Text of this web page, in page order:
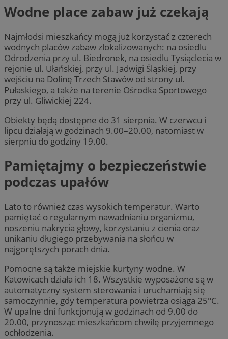
Wodne place zabaw już czekają
Najmłodsi mieszkańcy mogą już korzystać z czterech
wodnych placów zabaw zlokalizowanych: na osiedlu
Odrodzenia przy ul. Biedronek, na osiedlu Tysiąclecia w
rejonie ul. Ułańskiej, przy ul. Jadwigi Śląskiej, przy
wejściu na Dolinę Trzech Stawów od strony ul.
Pułaskiego, a także na terenie Ośrodka Sportowego
przy ul. Gliwickiej 224.
Obiekty będą dostępne do 31 sierpnia. W czerwcu i
lipcu działają w godzinach 9.00–20.00, natomiast w
sierpniu do godziny 19.00.
Pamiętajmy o bezpieczeństwie
podczas upałów
Lato to również czas wysokich temperatur. Warto
pamiętać o regularnym nawadnianiu organizmu,
noszeniu nakrycia głowy, korzystaniu z cienia oraz
unikaniu długiego przebywania na słońcu w
najgorętszych porach dnia.
Pomocne są także miejskie kurtyny wodne. W
Katowicach działa ich 18. Wszystkie wyposażone są w
automatyczny system sterowania i uruchamiają się
samoczynnie, gdy temperatura powietrza osiąga 25°C.
W upalne dni funkcjonują w godzinach od 9.00 do
20.00, przynosząc mieszkańcom chwilę przyjemnego
ochłodzenia.